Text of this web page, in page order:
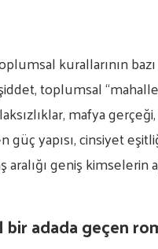
kurallarının
toplumsal
mafya
güç yapısı, cinsiyet
aralığı geniş kimselerin
bir adada geçen